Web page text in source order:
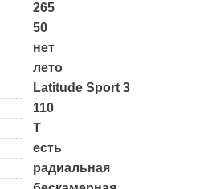
265
50
нет
лето
Latitude Sport 3
110
T
есть
радиальная